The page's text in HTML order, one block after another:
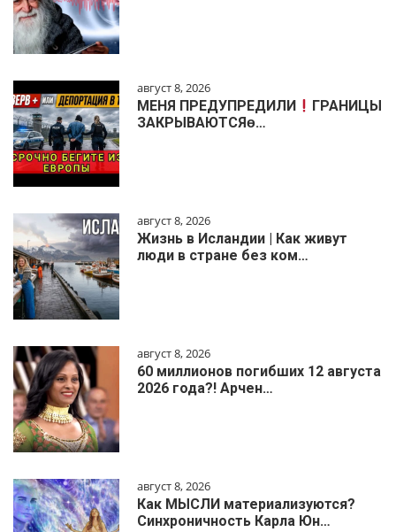
август 8, 2026
МЕНЯ ПРЕДУПРЕДИЛИ
ГРАНИЦЫ
ЗАКРЫВАЮТСЯɵ…
август 8, 2026
Жизнь в Исландии | Как живут
люди в стране без ком…
август 8, 2026
60 миллионов погибших 12 августа
2026 года?! Арчен…
август 8, 2026
Как МЫСЛИ материализуются?
Синхроничность Карла Юн…